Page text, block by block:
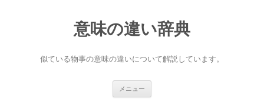
意味の違い辞典
似ている物事の意味の違いについて解説しています。
メニュー